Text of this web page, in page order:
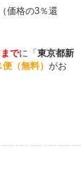
（価格の3％還
でに 「 東京都新
（無料） がお